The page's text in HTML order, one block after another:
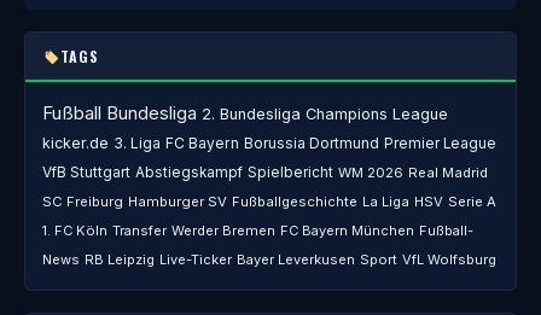
TAGS
Fußball Bundesliga 2. Bundesliga Champions League
kicker.de 3. Liga FC Bayern Borussia Dortmund Premier League
VfB Stuttgart Abstiegskampf Spielbericht WM 2026 Real Madrid
SC Freiburg Hamburger SV Fußballgeschichte La Liga HSV Serie A
1. FC Köln Transfer Werder Bremen FC Bayern München Fußball-
News RB Leipzig Live-Ticker Bayer Leverkusen Sport VfL Wolfsburg